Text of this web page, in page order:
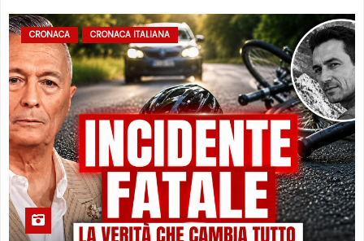
CRONACA CRONACA ITALIANA